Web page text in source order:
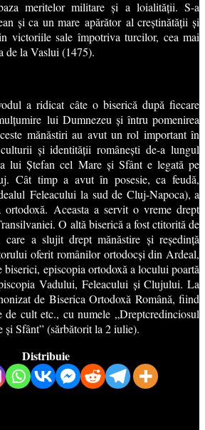
meritelor militare și a loialității. S-a
și ca un mare apărător al creștinătății și
victoriile sale împotriva turcilor, cea mai
de la Vaslui (1475).
a ridicat câte o biserică după fiecare
lui Dumnezeu și întru pomenirea
mănăstiri au avut un rol important în
și identității românești de-a lungul
lui Ștefan cel Mare și Sfânt e legată pe
Cât timp a avut în posesie, ca feudă,
Feleacului la sud de Cluj-Napoca), a
Aceasta a servit o vreme drept
O altă biserică a fost ctitorită de
a slujit drept mănăstire și reședință
oferit românilor ortodocși din Ardeal,
episcopia ortodoxă a locului poartă
Vadului,Feleacului și Clujului. La
de Biserica Ortodoxă Română, fiind
de cult etc., cu numele „Dreptcredinciosul
Sfânt” (sărbătorit la 2 iulie).
Distribuie